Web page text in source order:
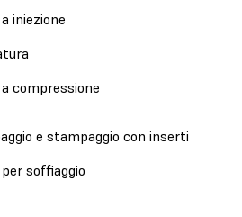
iniezione
compressione
e stampaggio con inserti
soffiaggio